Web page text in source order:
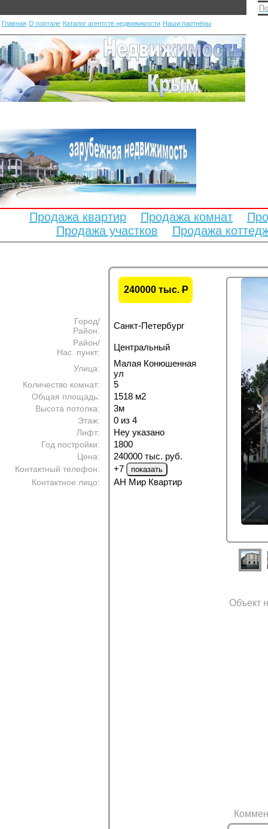
Главная О портале Каталог агентств недвижимости Наши партнёры
Продажа квартир Продажа комнат
Продажа участков
Продажа
240000 тыс.P
Город/
Район:
Санкт-Петербург
Район/
Нас. пункт:
Центральный
Улица:
Малая Конюшенная
ул
Количество комнат: 5
Общая площадь: 1518 м2
Высота потолка: 3м
Этаж: 0 из 4
Лифт: Неу указано
Год постройки: 1800
Цена: 240000 тыс. руб.
Контактный телефон: +7
Контактное лицо: АН Мир Квартир
Объект